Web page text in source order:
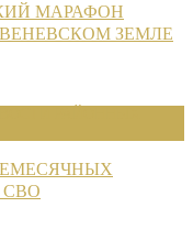
МАРАФОН
ВЕНЕВСКОМ ЗЕМЛЕ